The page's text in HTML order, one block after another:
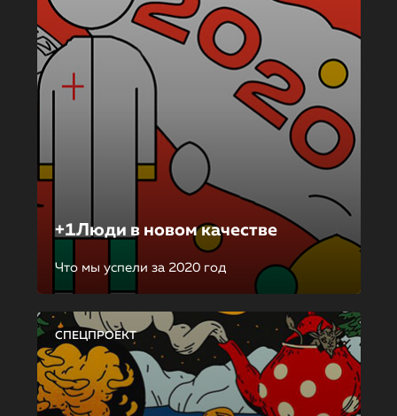
+1Люди в новом качестве
Что мы успели за 2020 год
СПЕЦПРОЕКТ